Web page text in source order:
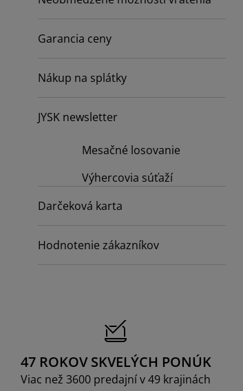
skrine
do spálne
rámy
s úložným priestorom
nábytku
osvetlenie
izba
Garancia ceny
Nákup na splátky
JYSK newsletter
Mesačné losovanie
Výhercovia súťaží
Darčeková karta
Hodnotenie zákazníkov
47 ROKOV SKVELÝCH PONÚK
Viac než 3600 predajní v 49 krajinách